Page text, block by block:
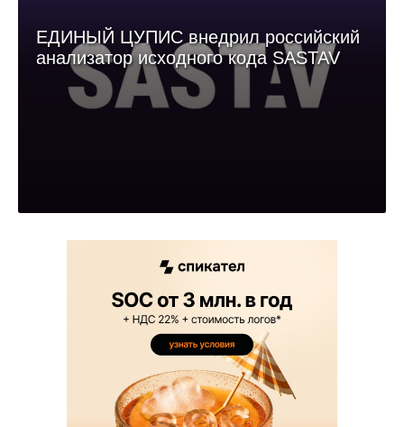
ЕДИНЫЙ ЦУПИС внедрил российский
анализатор исходного кода SASTAV